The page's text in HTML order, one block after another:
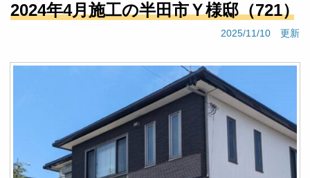
2024年4月施工の半田市Ｙ様邸（721）
2025/11/10 更新